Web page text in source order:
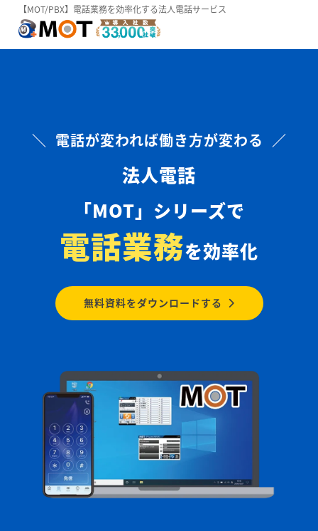
【MOT/PBX】電話業務を効率化する法人電話サービス
＼ 電話が変われば働き方が変わる ／
法人電話
「MOT」シリーズで
電話業務を効率化
無料資料をダウンロードする